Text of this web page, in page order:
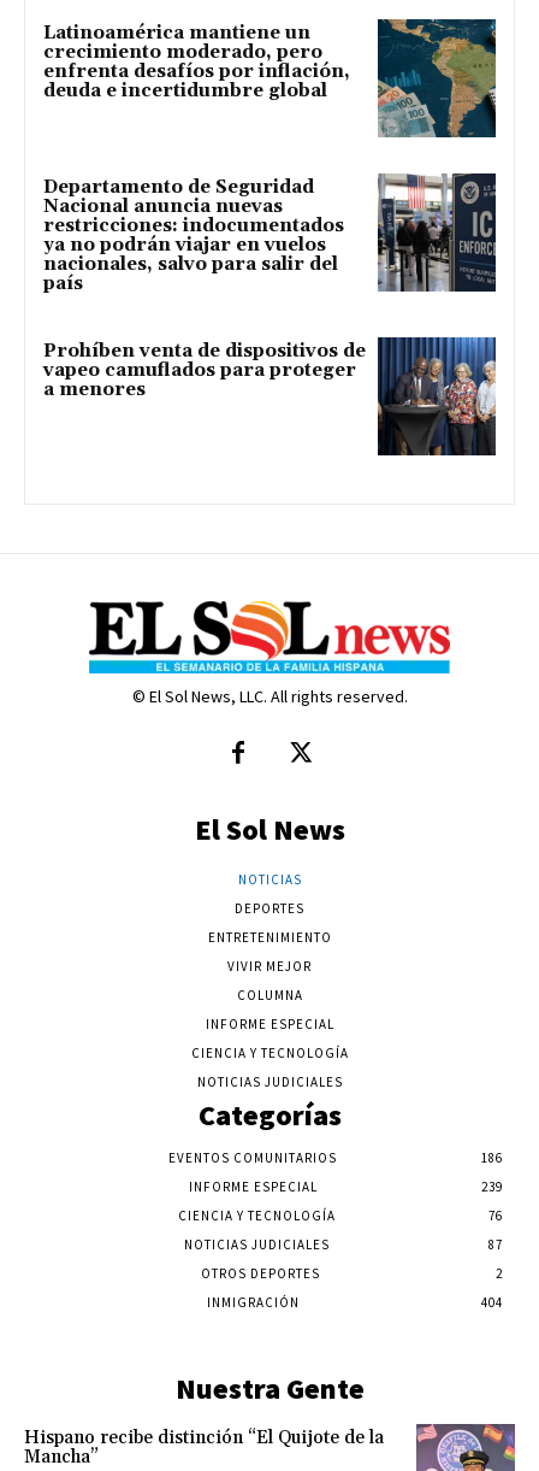
Latinoamérica mantiene un
crecimiento moderado, pero
enfrenta desafíos por inflación,
deuda e incertidumbre global
Departamento de Seguridad
Nacional anuncia nuevas
restricciones: indocumentados
ya no podrán viajar en vuelos
nacionales, salvo para salir del
país
Prohíben venta de dispositivos de
vapeo camuflados para proteger
a menores
© El Sol News, LLC. All rights reserved.
El Sol News
NOTICIAS
DEPORTES
ENTRETENIMIENTO
VIVIR MEJOR
COLUMNA
INFORME ESPECIAL
CIENCIA Y TECNOLOGÍA
NOTICIAS JUDICIALES
Categorías
EVENTOS COMUNITARIOS
186
INFORME ESPECIAL
239
CIENCIA Y TECNOLOGÍA
76
NOTICIAS JUDICIALES
87
OTROS DEPORTES
2
INMIGRACIÓN
404
Nuestra Gente
Hispano recibe distinción “El Quijote de la
Mancha”